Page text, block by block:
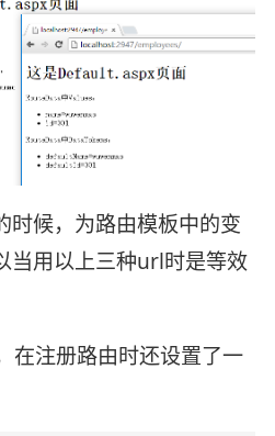
时候，为路由模板中的变
当用以上三种url时是等效
在注册路由时还设置了一